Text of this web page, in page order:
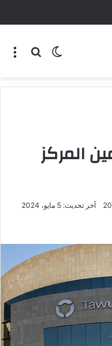
المركز
آخر تحديث: 5 مايو، 2024